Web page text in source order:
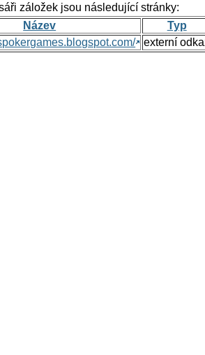
záložek jsou následující stránky:
Název
Typ
externí